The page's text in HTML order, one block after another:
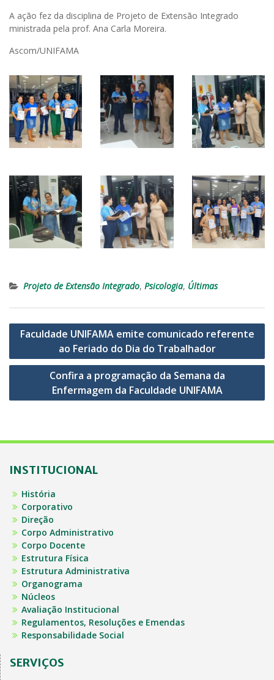
A ação fez da disciplina de Projeto de Extensão Integrado
ministrada pela prof. Ana Carla Moreira.
Ascom/UNIFAMA
Projeto de Extensão Integrado, Psicologia, Últimas
Navegação
Post
Faculdade UNIFAMA emite comunicado referente
ao Feriado do Dia do Trabalhador
Confira a programação da Semana da
Enfermagem da Faculdade UNIFAMA
INSTITUCIONAL
História
Corporativo
Direção
Corpo Administrativo
Corpo Docente
Estrutura Física
Estrutura Administrativa
Organograma
Núcleos
Avaliação Institucional
Regulamentos, Resoluções e Emendas
Responsabilidade Social
SERVIÇOS